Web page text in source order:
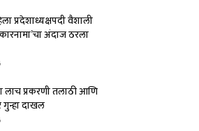
प्रदेशाध्यक्षपदी वैशाली
अंदाज ठरला
लाच प्रकरणी तलाठी आणि
दाखल